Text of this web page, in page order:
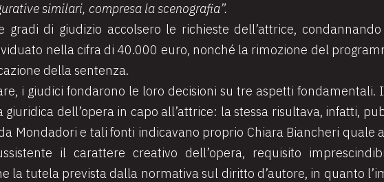
similari, compresa la scenografia”.
gradi di giudizio accolsero le richieste dell’attrice,
nella cifra di 40.000 euro, nonché la rimozione del
della sentenza.
i giudici fondarono le loro decisioni su tre aspetti fondamentali.
giuridica dell’opera in capo all’attrice: la stessa risultava, infatti,
Mondadori e tali fonti indicavano proprio Chiara Biancheri quale
il carattere creativo dell’opera, requisito
la tutela prevista dalla normativa sul diritto d’autore, in quanto